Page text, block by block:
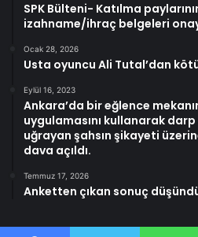
SPK Bülteni- Katılma
izahname/ihraç belgeleri
Ocak 28, 2026
Usta oyuncu Ali Tutal’dan
Eylül 16, 2023
Ankara’da bir eğlence
uygulamasını kullanarak
uğrayan şahsın şikayeti
dava açıldı.
Temmuz 17, 2026
Anketten çıkan sonuç